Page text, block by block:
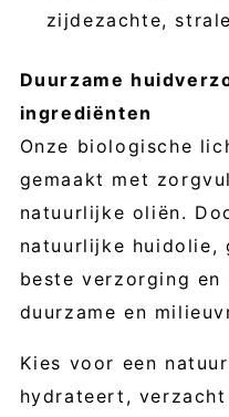
zijdezachte,
Duurzame
ingrediënten
Onze biologische
gemaakt met
natuurlijke oliën.
natuurlijke huidolie,
beste verzorging
duurzame en
Kies voor een
hydrateert,